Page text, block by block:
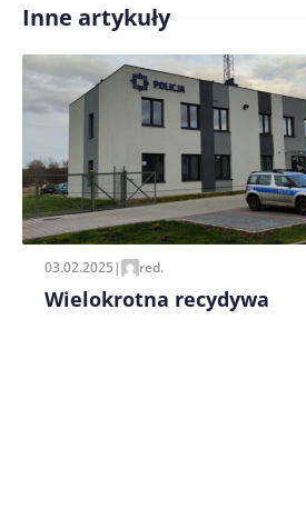
Treść komentarza*
Zapamiętaj moje dane w tej
pisania kolejnych komentarzy.
Inne artykuły
03.02.2025| red.
Wielokrotna recydywa